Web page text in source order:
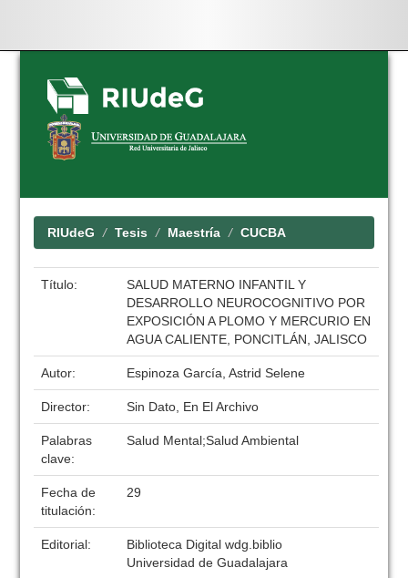
Skip
navigation
RIUdeG Tesis Maestría CUCBA
Título:
SALUD MATERNO INFANTIL Y
DESARROLLO NEUROCOGNITIVO POR
EXPOSICIÓN A PLOMO Y MERCURIO EN
AGUA CALIENTE, PONCITLÁN, JALISCO
Autor: Espinoza García, Astrid Selene
Director: Sin Dato, En El Archivo
Palabras
clave:
Salud Mental;Salud Ambiental
Fecha de
titulación:
29
Editorial:
Biblioteca Digital wdg.biblio
Universidad de Guadalajara